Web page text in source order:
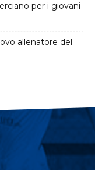
per i giovani
allenatore del